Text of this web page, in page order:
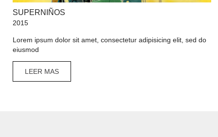
SUPERNIÑOS
2015
Lorem ipsum dolor sit amet, consectetur adipisicing elit, sed do
eiusmod
LEER MAS